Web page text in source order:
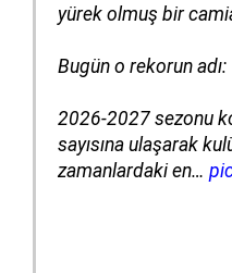
yürek olmuş bir
Bugün o rekorun
2026-2027 sezonu
sayısına ulaşarak
zamanlardaki en…